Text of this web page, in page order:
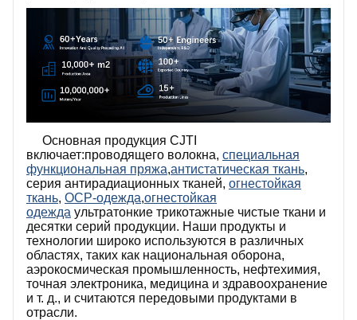
Основная продукция CJTI
включает:проводящего волокна, специальная
функциональная пряжа,антистатическая ткань,
серия антирадиационных тканей, огнестойкая
ткань, ОСР-одежда,огнестойкая
одежда ультратонкие трикотажные чистые ткани и
десятки серий продукции. Наши продукты и
технологии широко используются в различных
областях, таких как национальная оборона,
аэрокосмическая промышленность, нефтехимия,
точная электроника, медицина и здравоохранение
и т. д., и считаются передовыми продуктами в
отрасли.